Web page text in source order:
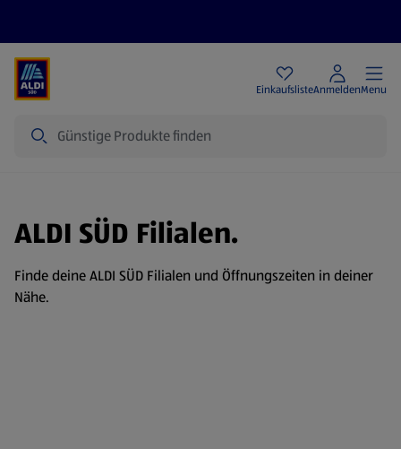
EinkaufslisteAnmeldenMenu
ALDI SÜD Filialen.
Finde deine ALDI SÜD Filialen und Öffnungszeiten in deiner
Nähe.